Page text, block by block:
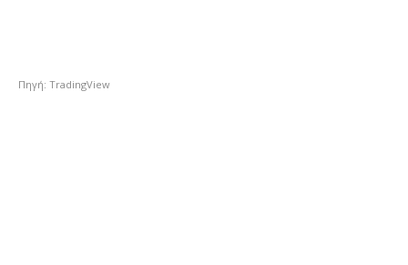
Πηγή: TradingView